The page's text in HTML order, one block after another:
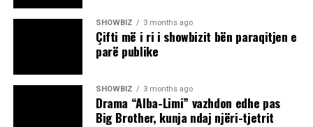
SHOWBIZ 3 months ago
Çifti më i ri i showbizit bën paraqitjen e
parë publike
SHOWBIZ 3 months ago
Drama “Alba-Limi” vazhdon edhe pas
Big Brother, kunja ndaj njëri-tjetrit